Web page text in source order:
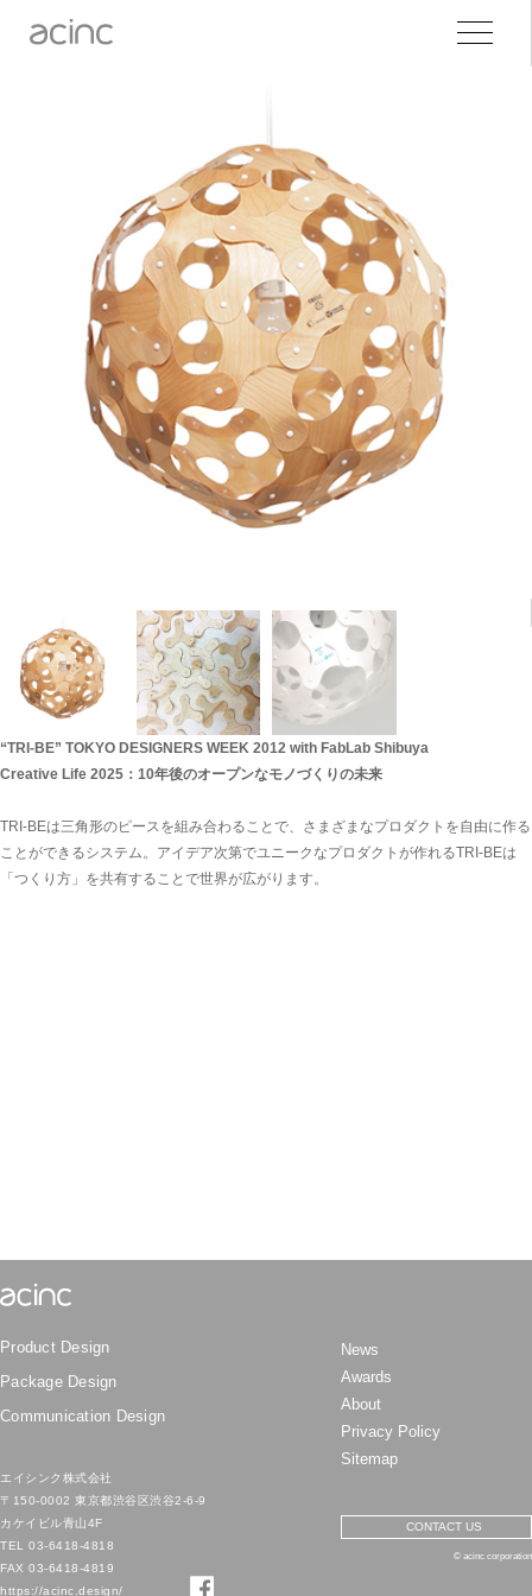
“TRI-BE” TOKYO DESIGNERS WEEK 2012 with FabLab Shibuya
Creative Life 2025：10年後のオープンなモノづくりの未来
TRI-BEは三角形のピースを組み合わることで、さまざまなプロダクトを自由に作る
ことができるシステム。アイデア次第でユニークなプロダクトが作れるTRI-BEは
「つくり方」を共有することで世界が広がります。
News
Awards
About
Privacy Policy
Sitemap
CONTACT US
© acinc corporation
Product Design
Package Design
Communication Design
エイシンク株式会社
〒150-0002 東京都渋谷区渋谷2-6-9
カケイビル青山4F
TEL 03-6418-4818
FAX 03-6418-4819
https://acinc.design/